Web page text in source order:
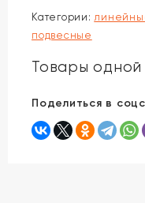
Категории:
подвесные
Товары одной
Поделиться в